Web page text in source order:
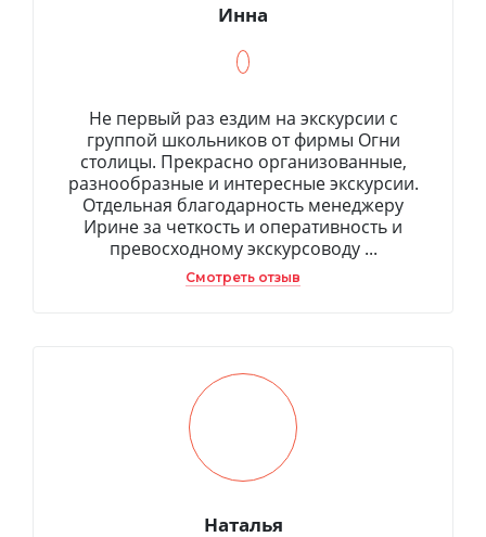
Инна
Не первый раз ездим на экскурсии с
группой школьников от фирмы Огни
столицы. Прекрасно организованные,
разнообразные и интересные экскурсии.
Отдельная благодарность менеджеру
Ирине за четкость и оперативность и
превосходному экскурсоводу ...
Смотреть отзыв
Наталья